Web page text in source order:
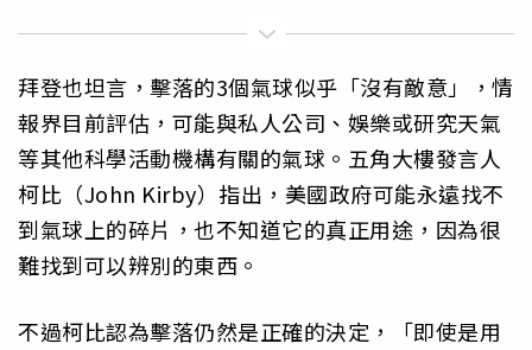
拜登也坦言，擊落的3個氣球似乎「沒有敵意」，情
報界目前評估，可能與私人公司、娛樂或研究天氣
等其他科學活動機構有關的氣球。五角大樓發言人
柯比（John Kirby）指出，美國政府可能永遠找不
到氣球上的碎片，也不知道它的真正用途，因為很
難找到可以辨別的東西。
不過柯比認為擊落仍然是正確的決定，「即使是用